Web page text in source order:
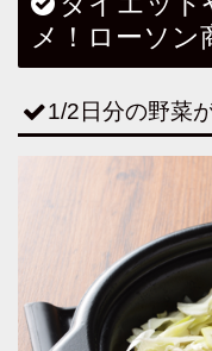
メ！ローソン
1/2日分の野菜